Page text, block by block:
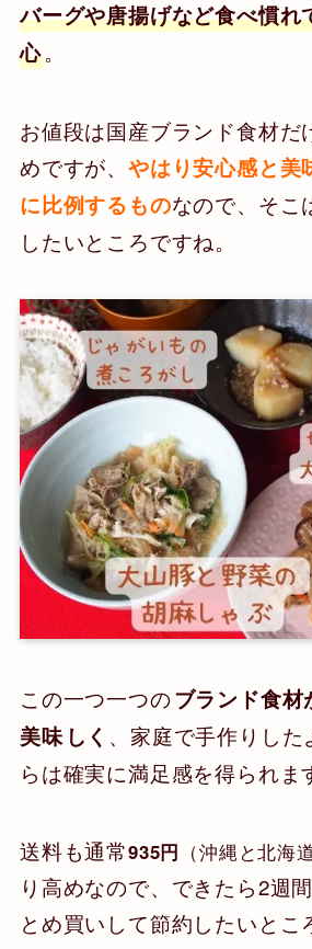
バーグや唐揚げなど食べ慣れ
心。
お値段は国産ブランド食材だ
めですが、 やはり安心感と美
に比例するものなので、そこ
したいところですね。
この一つ一つのブランド食
美味 しく 、家庭で手作りし
らは確実に満足感を得られま
送料も通常935円 （沖縄と北海
り高めなので、できたら2週
とめ買いして節約したいとこ